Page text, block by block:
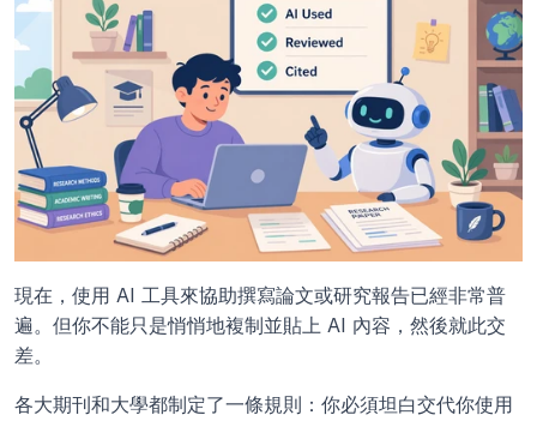
現在，使用 AI 工具來協助撰寫論文或研究報告已經非常普
遍。但你不能只是悄悄地複制並貼上 AI 內容，然後就此交
差。
各大期刊和大學都制定了一條規則：你必須坦白交代你使用